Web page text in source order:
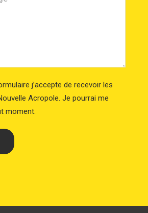
j’accepte de recevoir les
Acropole. Je pourrai me
moment.